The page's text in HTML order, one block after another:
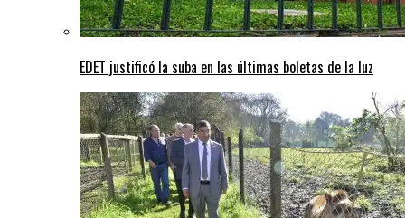
EDET justificó la suba en las últimas boletas de la luz